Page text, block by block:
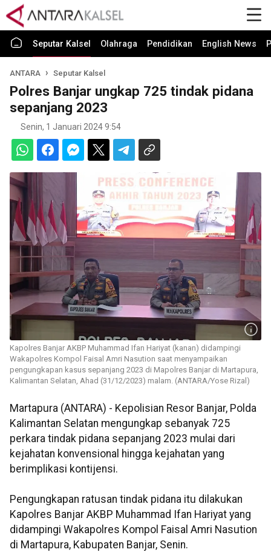
Seputar Kalsel Olahraga Pendidikan English News
ANTARA Seputar Kalsel
Polres Banjar ungkap 725 tindak pidana
sepanjang 2023
Senin, 1 Januari 2024 9:54
Kapolres Banjar AKBP Muhammad Ifan Hariyat (kanan) didampingi
Wakapolres Kompol Faisal Amri Nasution saat menyampaikan
pengungkapan kasus sepanjang 2023 di Mapolres Banjar di Martapura,
Kalimantan Selatan, Ahad (31/12/2023) malam. (ANTARA/Yose Rizal)
Martapura (ANTARA) - Kepolisian Resor Banjar, Polda
Kalimantan Selatan mengungkap sebanyak 725
perkara tindak pidana sepanjang 2023 mulai dari
kejahatan konvensional hingga kejahatan yang
berimplikasi kontijensi.
Pengungkapan ratusan tindak pidana itu dilakukan
Kapolres Banjar AKBP Muhammad Ifan Hariyat yang
didampingi Wakapolres Kompol Faisal Amri Nasution
di Martapura, Kabupaten Banjar, Senin.